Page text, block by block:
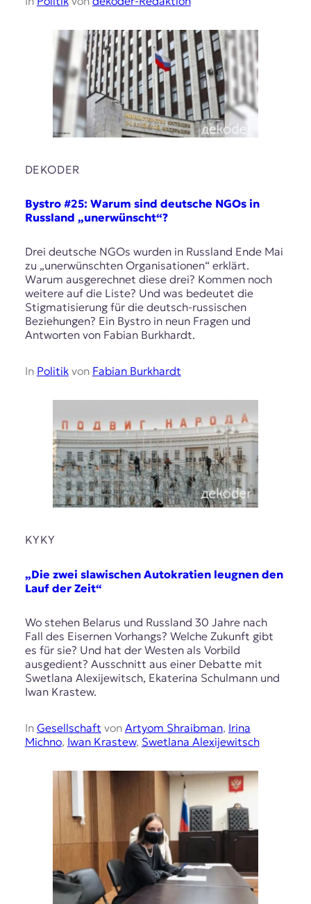
DEKODER
Bystro #25: Warum sind deutsche NGOs in
Russland „unerwünscht“?
Drei deutsche NGOs wurden in Russland Ende Mai
zu „unerwünschten Organisationen“ erklärt.
Warum ausgerechnet diese drei? Kommen noch
weitere auf die Liste? Und was bedeutet die
Stigmatisierung für die deutsch-russischen
Beziehungen? Ein Bystro in neun Fragen und
Antworten von Fabian Burkhardt.
In Politikvon Fabian Burkhardt
KYKY
„Die zwei slawischen Autokratien leugnen den
Lauf der Zeit“
Wo stehen Belarus und Russland 30 Jahre nach
Fall des Eisernen Vorhangs? Welche Zukunft gibt
es für sie? Und hat der Westen als Vorbild
ausgedient? Ausschnitt aus einer Debatte mit
Swetlana Alexijewitsch, Ekaterina Schulmann und
Iwan Krastew.
In Gesellschaft von Artyom Shraibman, Irina
Michno, Iwan Krastew, Swetlana Alexijewitsch